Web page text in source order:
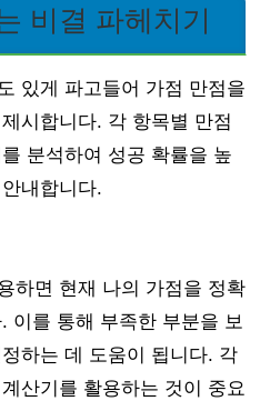
비결 파헤치기
있게 파고들어 가점 만점을
시합니다. 각 항목별 만점
분석하여 성공 확률을 높
내합니다.
하면 현재 나의 가점을 정확
이를 통해 부족한 부분을 보
하는 데 도움이 됩니다. 각
산기를 활용하는 것이 중요